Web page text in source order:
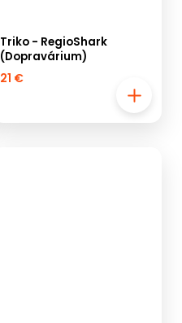
Triko - RegioShark
(Dopravárium)
21 €